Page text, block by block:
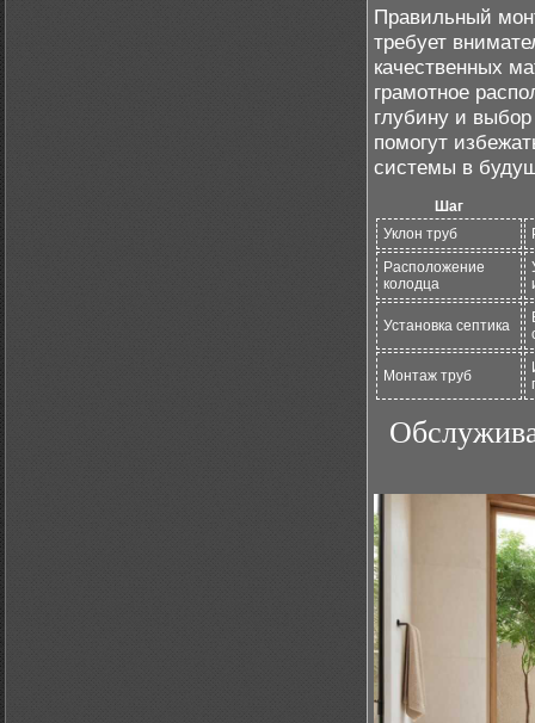
Правильный
требует
качественных
грамотное
глубину и
помогут
системы в
Шаг
Уклон труб
Расположение
колодца
Установка септика
Монтаж труб